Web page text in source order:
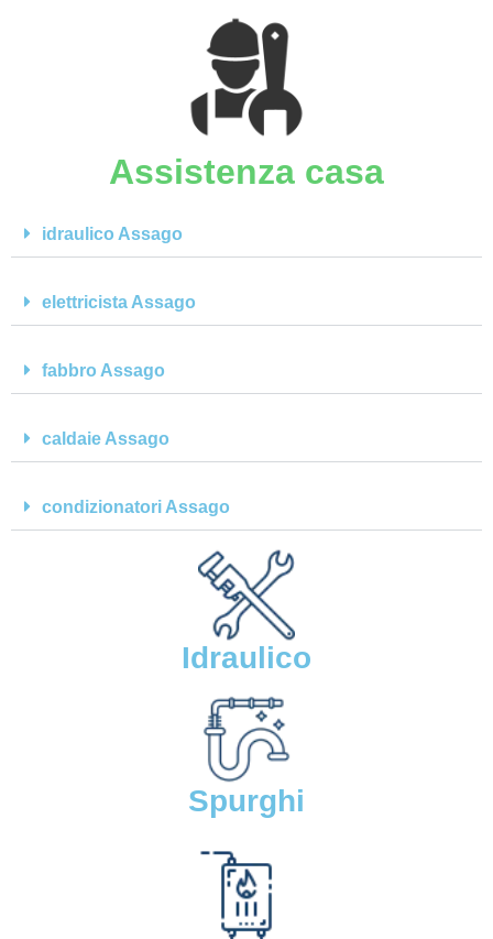
Assistenza casa
idraulico Assago
elettricista Assago
fabbro Assago
caldaie Assago
condizionatori Assago
Idraulico
Spurghi